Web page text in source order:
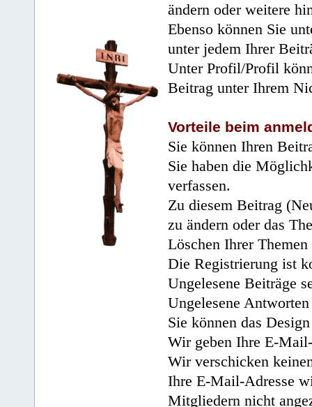
ändern oder weitere
Ebenso können Sie
unter jedem Ihrer
Unter Profil/Profil
Beitrag unter Ihrem
Vorteile beim
Sie können Ihren
Sie haben die
verfassen.
Zu diesem Beitrag
zu ändern oder das
Löschen Ihrer
Die Registrierung ist
Ungelesene Beiträge
Ungelesene
Sie können das
Wir geben Ihre E-
Wir verschicken
Ihre E-Mail-Adresse
Mitgliedern nicht